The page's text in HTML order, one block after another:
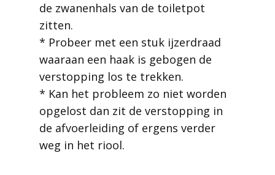
de zwanenhals van de toiletpot
zitten.
* Probeer met een stuk ijzerdraad
waaraan een haak is gebogen de
verstopping los te trekken.
* Kan het probleem zo niet worden
opgelost dan zit de verstopping in
de afvoerleiding of ergens verder
weg in het riool.